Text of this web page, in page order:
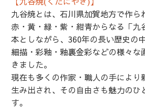
九谷焼とは、石川県加賀地方で作ら
赤・黄・緑・紫・紺青からなる「九
本としながら、360年の長い歴史の
細描・彩釉・釉裏金彩などの様々な
きました。
現在も多くの作家・職人の手により
生み出され、その自由さも魅力のひ
す。